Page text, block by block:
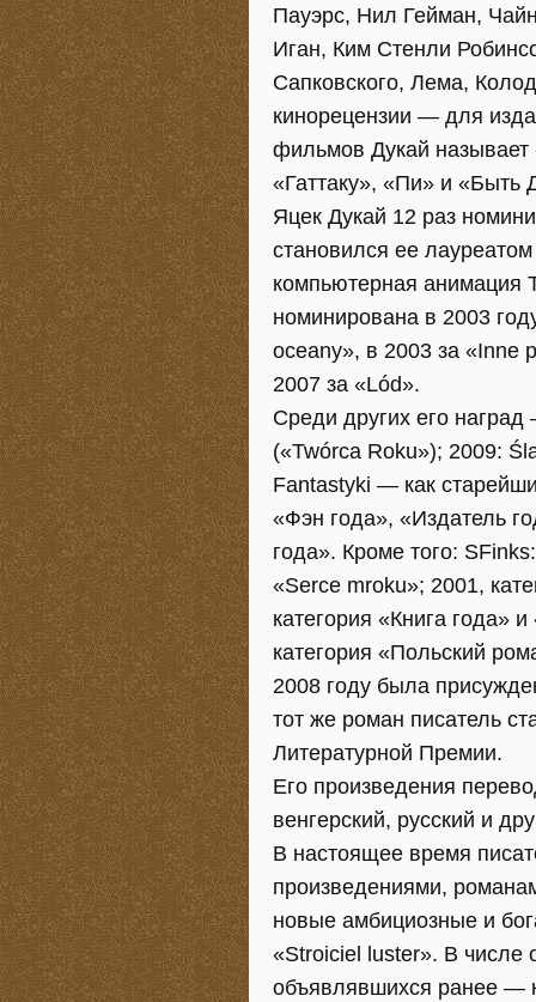
Пауэрс, Нил Гейман,
Иган, Ким Стенли
Сапковского, Лема,
кинорецензии — для
фильмов Дукай называет
«Гаттаку», «Пи» и
Яцек Дукай 12 раз
становился ее
компьютерная анимация
номинирована в 2003
oceany», в 2003 за «Inne
2007 за «Lód».
Среди других его
(«Twórca Roku»); 2009:
Fantastyki — как
«Фэн года», «Издатель
года». Кроме того:
«Serce mroku»; 2001,
категория «Книга года»
категория «Польский
2008 году была
тот же роман писатель
Литературной Премии.
Его произведения
венгерский, русский и
В настоящее время
произведениями,
новые амбициозные и
«Stroiciel luster». В числе
объявлявшихся ранее —